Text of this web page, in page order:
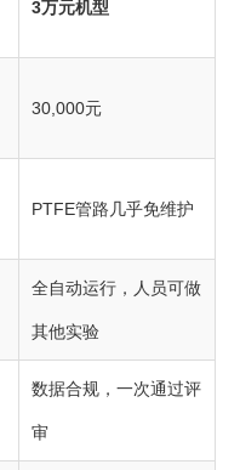
3万元机型
30,000元
PTFE管路几乎免维护
全自动运行，人员可做
其他实验
数据合规，一次通过评
审